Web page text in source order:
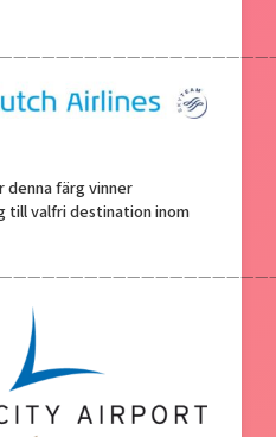
färg vinner
valfri destination inom